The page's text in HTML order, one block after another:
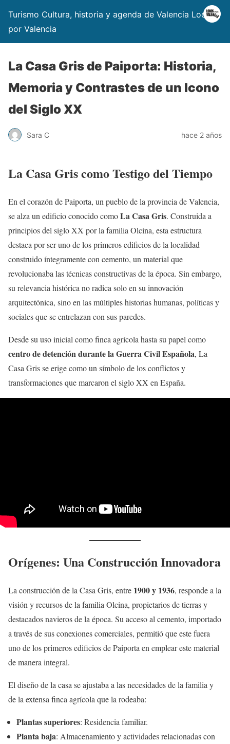
Turismo Cultura, historia y agenda de Valencia Locos
por Valencia
La Casa Gris de Paiporta: Historia,
Memoria y Contrastes de un Icono
del Siglo XX
Sara C hace 2 años
La Casa Gris como Testigo del Tiempo
En el corazón de Paiporta, un pueblo de la provincia de Valencia,
se alza un edificio conocido comoLa Casa Gris. Construida a
principios del siglo XX por la familia Olcina, esta estructura
destaca por ser uno de los primeros edificios de la localidad
construido íntegramente con cemento, un material que
revolucionaba las técnicas constructivas de la época. Sin embargo,
su relevancia histórica no radica solo en su innovación
arquitectónica, sino en las múltiples historias humanas, políticas y
sociales que se entrelazan con sus paredes.
Desde su uso inicial como finca agrícola hasta su papel como
centro de detención durante la Guerra Civil Española, La
Casa Gris se erige como un símbolo de los conflictos y
transformaciones que marcaron el siglo XX en España.
Orígenes: Una Construcción Innovadora
La construcción de la Casa Gris, entre 1900 y 1936, responde a la
visión y recursos de la familia Olcina, propietarios de tierras y
destacados navieros de la época. Su acceso al cemento, importado
a través de sus conexiones comerciales, permitió que este fuera
uno de los primeros edificios de Paiporta en emplear este material
de manera integral.
El diseño de la casa se ajustaba a las necesidades de la familia y
de la extensa finca agrícola que la rodeaba:
Plantas superiores: Residencia familiar.
Planta baja: Almacenamiento y actividades relacionadas con